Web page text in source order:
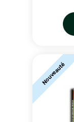
Nouveauté